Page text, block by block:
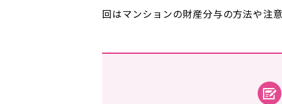
回はマンションの財産分与の方法や注